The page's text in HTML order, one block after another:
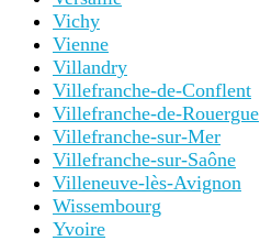
Vichy
Vienne
Villandry
Villefranche-de-Conflent
Villefranche-de-Rouergue
Villefranche-sur-Mer
Villefranche-sur-Saône
Villeneuve-lès-Avignon
Wissembourg
Yvoire